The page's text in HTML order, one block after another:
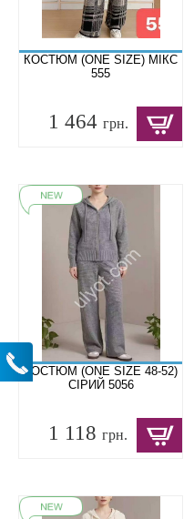
КОСТЮМ (ONE SIZE) МІКС
555
1 464 грн.
КОСТЮМ (ONE SIZE 48-52)
СІРИЙ 5056
1 118грн.